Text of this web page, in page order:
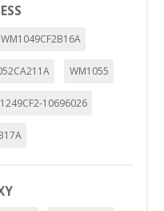
WM1049CF2B16A
WM1055
10696026